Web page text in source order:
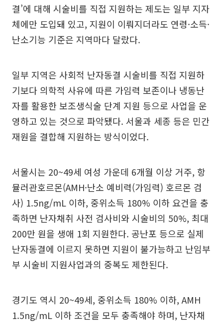
결’에 대해 시술비를 직접 지원하는 제도는 일부 지자
체에만 도입돼 있고, 지원이 이뤄지더라도 연령·소득·
난소기능 기준은 지역마다 달랐다.
일부 지역은 사회적 난자동결 시술비를 직접 지원하
기보다 의학적 사유에 따른 가임력 보존이나 냉동난
자를 활용한 보조생식술 단계 지원 등으로 사업을 운
영하고 있는 것으로 파악됐다. 서울과 세종 등은 민간
재원을 결합해 지원하는 방식이었다.
서울시는 20~49세 여성 가운데 6개월 이상 거주, 항
뮬러관호르몬(AMH·난소 예비력(가임력) 호르몬 검
사) 1.5ng/mL 이하, 중위소득 180% 이하 요건을 충
족하면 난자채취 사전 검사비와 시술비의 50%, 최대
200만 원을 생애 1회 지원한다. 공난포 등으로 실제
난자동결에 이르지 못하면 지원이 불가능하고 난임부
부 시술비 지원사업과의 중복도 제한된다.
경기도 역시 20~49세, 중위소득 180% 이하, AMH
1.5ng/mL 이하 조건을 모두 충족해야 하며, 난자채